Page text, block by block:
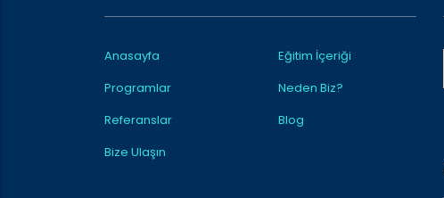
Anasayfa
Eğitim İçeriği
Programlar
Neden Biz?
Referanslar
Blog
Bize Ulaşın